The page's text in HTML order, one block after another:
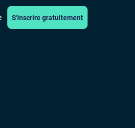
S'inscrire gratuitement